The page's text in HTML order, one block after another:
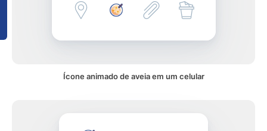
Ícone animado de aveia em um celular